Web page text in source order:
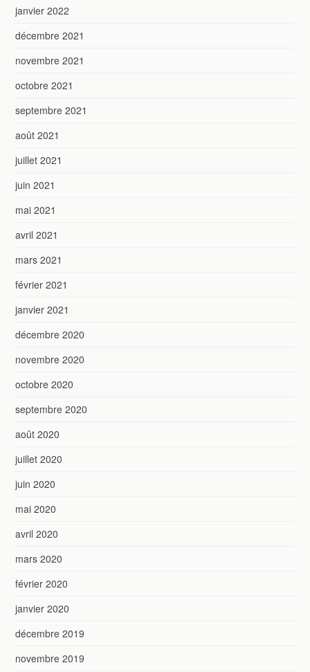
janvier 2022
décembre 2021
novembre 2021
octobre 2021
septembre 2021
août 2021
juillet 2021
juin 2021
mai 2021
avril 2021
mars 2021
février 2021
janvier 2021
décembre 2020
novembre 2020
octobre 2020
septembre 2020
août 2020
juillet 2020
juin 2020
mai 2020
avril 2020
mars 2020
février 2020
janvier 2020
décembre 2019
novembre 2019